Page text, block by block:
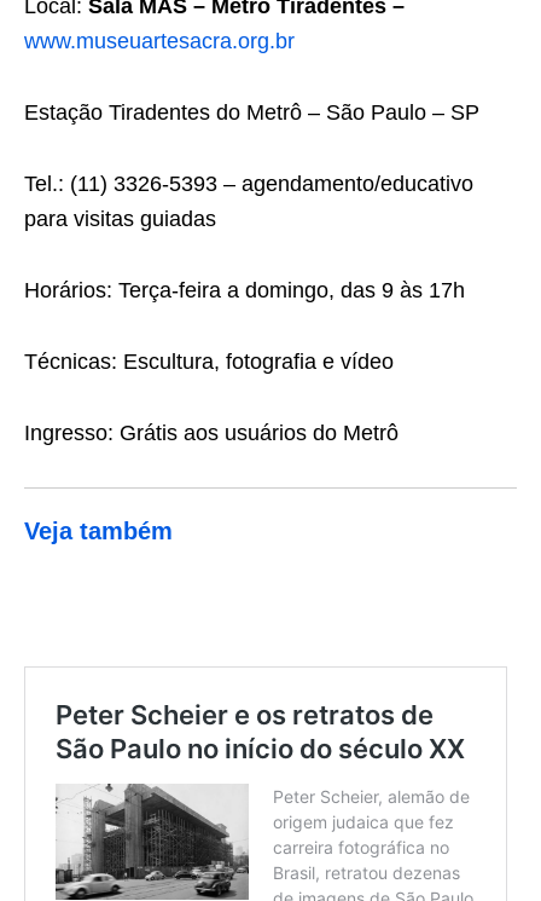
Local: Sala MAS – Metrô Tiradentes –
www.museuartesacra.org.br
Estação Tiradentes do Metrô – São Paulo – SP
Tel.: (11) 3326-5393 – agendamento/educativo
para visitas guiadas
Horários: Terça-feira a domingo, das 9 às 17h
Técnicas: Escultura, fotografia e vídeo
Ingresso: Grátis aos usuários do Metrô
Veja também